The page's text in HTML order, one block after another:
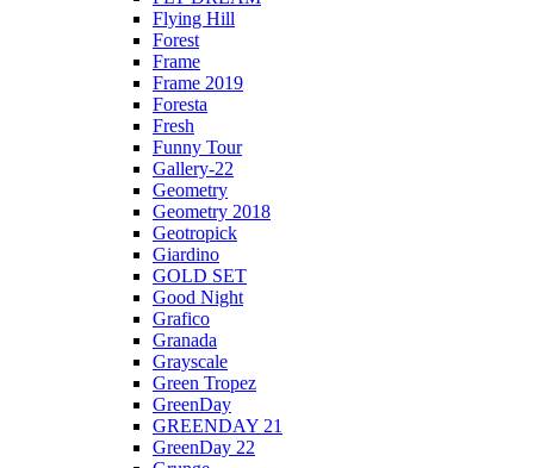
Flying Hill
Forest
Frame
Frame 2019
Foresta
Fresh
Funny Tour
Gallery-22
Geometry
Geometry 2018
Geotropick
Giardino
GOLD SET
Good Night
Grafico
Granada
Grayscale
Green Tropez
GreenDay
GREENDAY 21
GreenDay 22